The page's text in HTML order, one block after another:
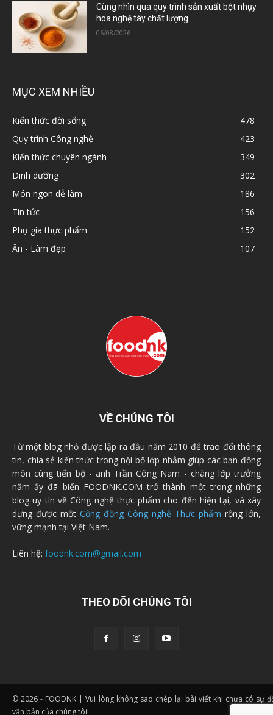
Cùng nhìn qua quy trình sản xuất bột nhụy
hoa nghệ tây chất lượng
06/08/2026
MỤC XEM NHIỀU
Kiến thức đời sống
478
Quy trình Công nghệ
423
Kiến thức chuyên ngành
349
Dinh dưỡng
302
Món ngon dễ làm
186
Tin tức
156
Phụ gia thực phẩm
152
Ăn - Làm đẹp
107
VỀ CHÚNG TÔI
Từ một blog nhỏ được lập ra đầu năm 2010 để trao đổi thông
tin, chia sẻ kiến thức trong nội bộ lớp nhằm giúp các bạn đồng
môn cùng tiến bộ - anh Trần Công Nam - chàng lớp trưởng
năm ấy đã biến FOODNK.COM trở thành một trong những
blog uy tín về Công nghệ thực phẩm cho đến hiện tại, và xây
dựng được một Cộng đồng Công nghệ Thực phẩm rộng lớn,
vững mạnh tại Việt Nam.
Liên hệ: foodnk.com@gmail.com
THEO DÕI CHÚNG TÔI
© 2026 - FOODNK | Vui lòng không sao chép lại bài viết khi chưa có sự
văn bản của chúng tôi!